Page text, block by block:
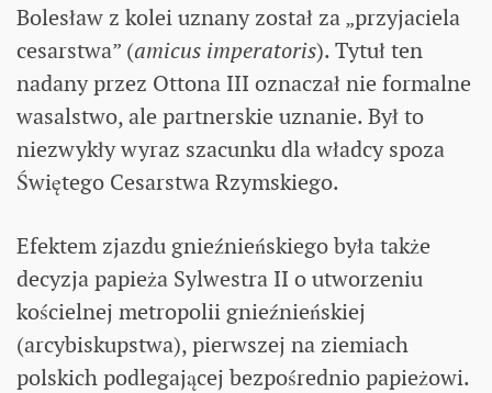
Bolesław z kolei uznany został za „przyjaciela
cesarstwa” (amicus imperatoris). Tytuł ten
nadany przez Ottona III oznaczał nie formalne
wasalstwo, ale partnerskie uznanie. Był to
niezwykły wyraz szacunku dla władcy spoza
Świętego Cesarstwa Rzymskiego.
Efektem zjazdu gnieźnieńskiego była także
decyzja papieża Sylwestra II o utworzeniu
kościelnej metropolii gnieźnieńskiej
(arcybiskupstwa), pierwszej na ziemiach
polskich podlegającej bezpośrednio papieżowi.